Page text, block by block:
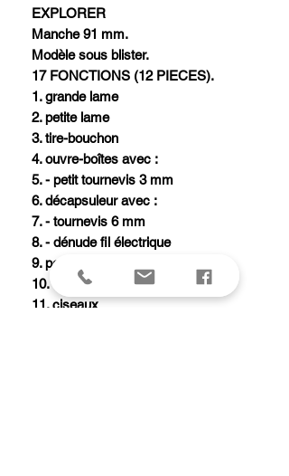
EXPLORER
Manche 91 mm.
Modèle sous blister.
17 FONCTIONS (12 PIECES).
1. grande lame
2. petite lame
3. tire-bouchon
4. ouvre-boîtes avec :
5. - petit tournevis 3 mm
6. décapsuleur avec :
7. - tournevis 6 mm
8. - dénude fil électrique
9. poinçon alésoir avec :
10. - chas d'aiguille
11. ciseaux